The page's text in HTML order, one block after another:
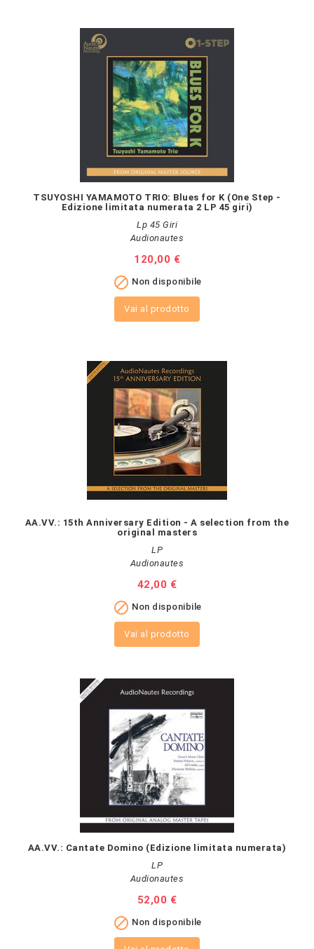
TSUYOSHI YAMAMOTO TRIO: Blues for K (One Step -
Edizione limitata numerata 2 LP 45 giri)
Lp 45 Giri
Audionautes
Prezzo
120,00 €
 Non disponibile
Vai al prodotto
AA.VV.: 15th Anniversary Edition - A selection from the
original masters
LP
Audionautes
Prezzo
42,00 €
 Non disponibile
Vai al prodotto
AA.VV.: Cantate Domino (Edizione limitata numerata)
LP
Audionautes
Prezzo
52,00 €
 Non disponibile